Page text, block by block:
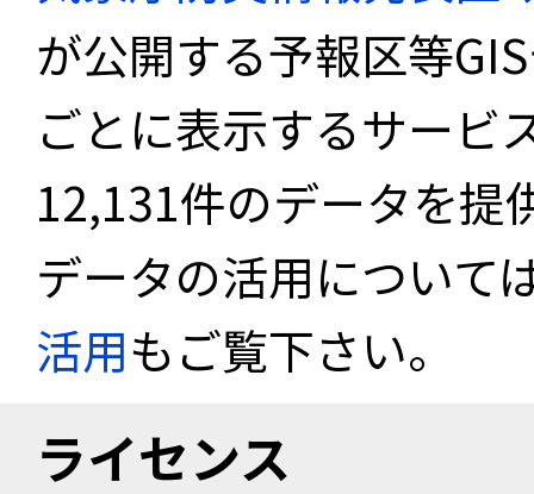
が公開する予報区等
ごとに表示するサービ
12,131件のデータを提
データの活用について
活用もご覧下さい。
ライセンス